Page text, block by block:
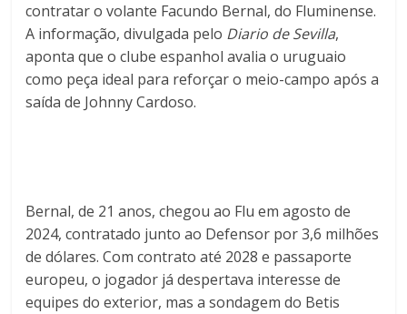
contratar o volante Facundo Bernal, do Fluminense.
A informação, divulgada pelo Diario de Sevilla,
aponta que o clube espanhol avalia o uruguaio
como peça ideal para reforçar o meio-campo após a
saída de Johnny Cardoso.
Bernal, de 21 anos, chegou ao Flu em agosto de
2024, contratado junto ao Defensor por 3,6 milhões
de dólares. Com contrato até 2028 e passaporte
europeu, o jogador já despertava interesse de
equipes do exterior, mas a sondagem do Betis